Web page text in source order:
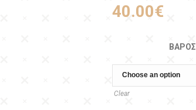
40.00€
ΒΆΡΟΣ
Clear